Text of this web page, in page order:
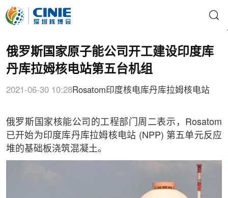
俄罗斯国家原子能公司开工建设印度库
丹库拉姆核电站第五台机组
2021-06-30 10:28Rosatom印度核电库丹库拉姆核电站
俄罗斯国家核能公司的工程部门周二表示，Rosatom
已开始为印度库丹库拉姆核电站 (NPP) 第五单元反应
堆的基础板浇筑混凝土。